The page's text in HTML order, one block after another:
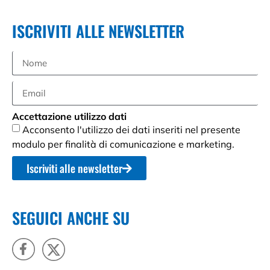
ISCRIVITI ALLE NEWSLETTER
Accettazione utilizzo dati
Acconsento l'utilizzo dei dati inseriti nel presente
modulo per finalità di comunicazione e marketing.
Iscriviti alle newsletter
SEGUICI ANCHE SU